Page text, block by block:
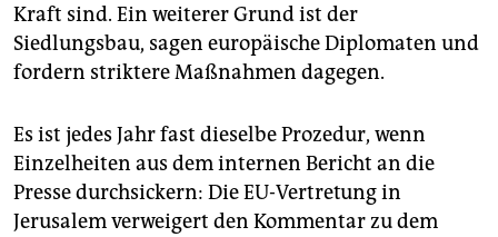
Kraft sind. Ein weiterer Grund ist der
Siedlungsbau, sagen europäische Diplomaten und
fordern striktere Maßnahmen dagegen.
Es ist jedes Jahr fast dieselbe Prozedur, wenn
Einzelheiten aus dem internen Bericht an die
Presse durchsickern: Die EU-Vertretung in
Jerusalem verweigert den Kommentar zu dem